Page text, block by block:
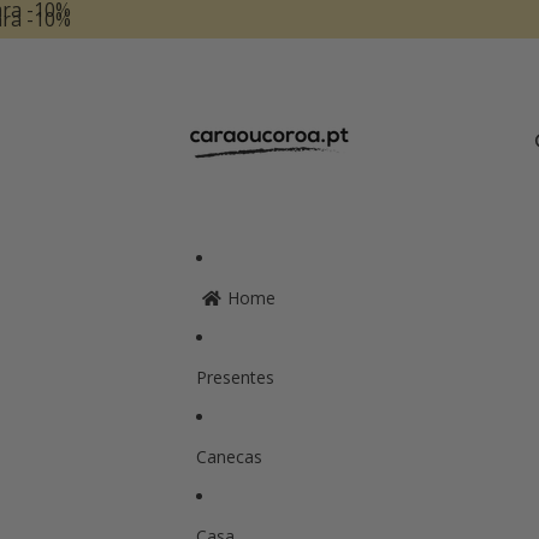
-10%
-10%
Home
Presentes
Canecas